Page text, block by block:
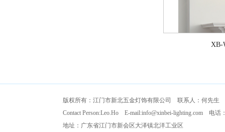
XB-
版权所有：江门市新北五金灯饰有限公司 联系人：何先生
Contact Person:Leo.Ho E-mail:info@xinbei-lighting.com 电话
地址：广东省江门市新会区大泽镇北洋工业区